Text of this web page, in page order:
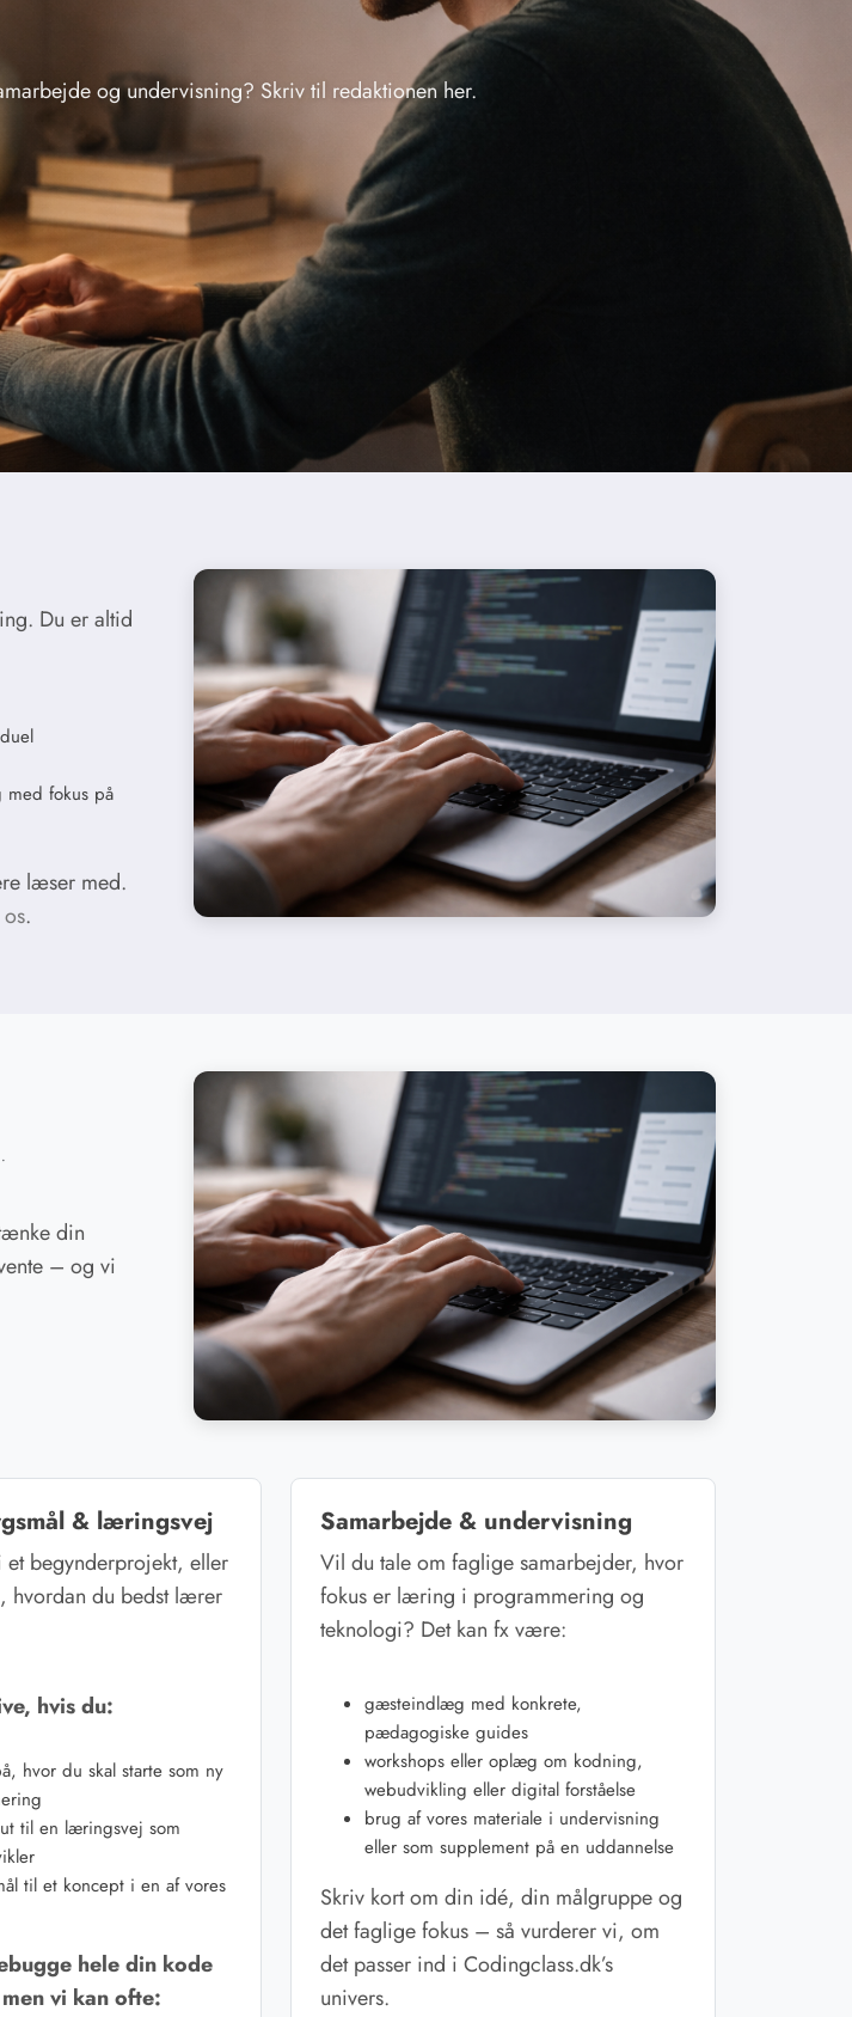
og undervisning? Skriv til redaktionen her.
Du er altid
fokus på
læser med.
.
din
– og vi
& læringsvej
et begynderprojekt, eller
hvordan du bedst lærer
hvis du:
hvor du skal starte som ny
til en læringsvej som
til et koncept i en af vores
hele din kode
vi kan ofte:
Samarbejde & undervisning
Vil du tale om faglige samarbejder, hvor
fokus er læring i programmering og
teknologi? Det kan fx være:
gæsteindlæg med konkrete,
pædagogiske guides
workshops eller oplæg om kodning,
webudvikling eller digital forståelse
brug af vores materiale i undervisning
eller som supplement på en uddannelse
Skriv kort om din idé, din målgruppe og
det faglige fokus – så vurderer vi, om
det passer ind i Codingclass.dk’s
univers.